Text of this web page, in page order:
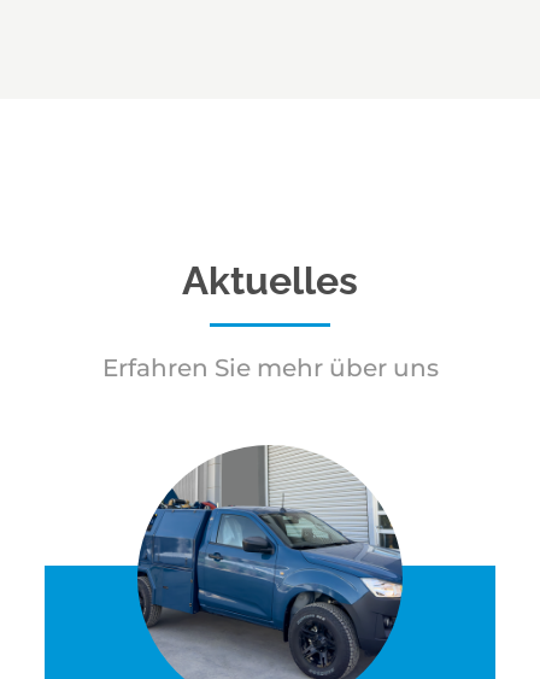
Aktuelles
Erfahren Sie mehr über uns